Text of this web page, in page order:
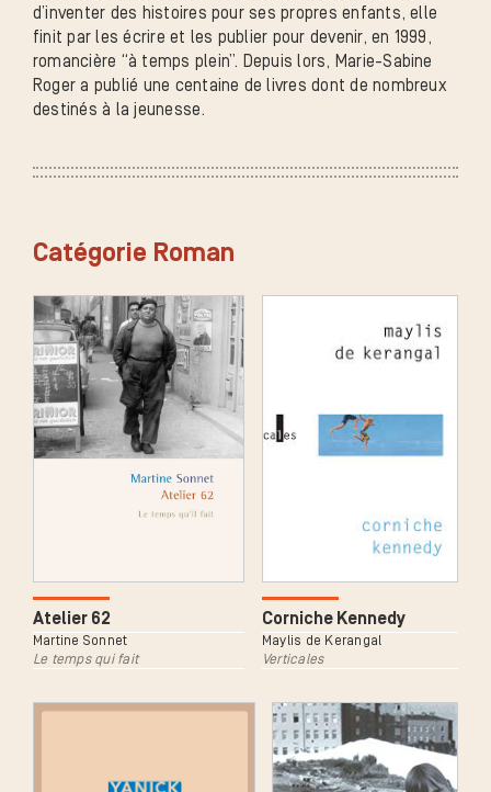
d’inventer des histoires pour ses propres enfants, elle
finit par les écrire et les publier pour devenir, en 1999,
romancière “à temps plein”. Depuis lors, Marie-Sabine
Roger a publié une centaine de livres dont de nombreux
destinés à la jeunesse.
Catégorie Roman
Atelier 62
Martine Sonnet
Le temps qui fait
Corniche Kennedy
Maylis de Kerangal
Verticales